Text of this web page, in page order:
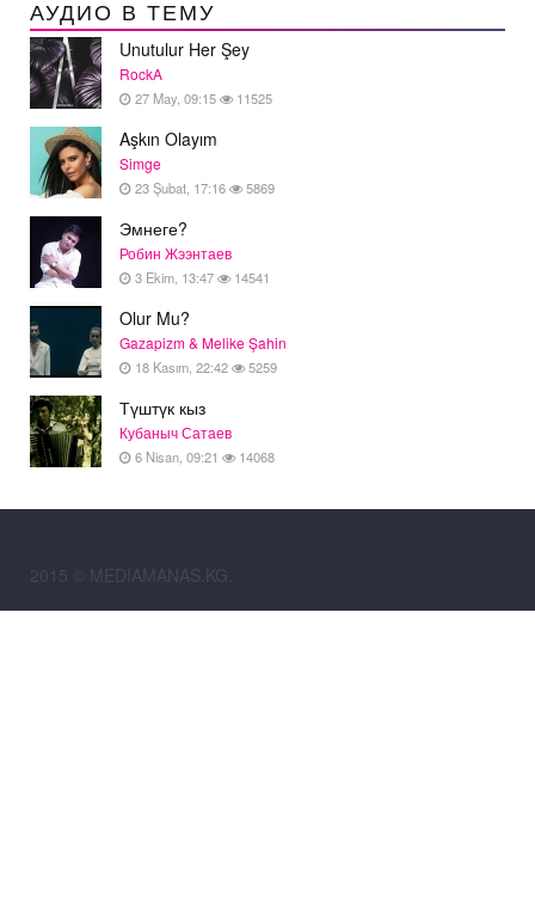
АУДИО В ТЕМУ
Unutulur Her Şey
RockA
27 May, 09:15 11525
Aşkın Olayım
Simge
23 Şubat, 17:16 5869
Эмнеге?
Робин Жээнтаев
3 Ekim, 13:47 14541
Olur Mu?
Gazapizm & Melike Şahin
18 Kasım, 22:42 5259
Түштүк кыз
Кубаныч Сатаев
6 Nisan, 09:21 14068
2015 © MEDIAMANAS.KG.